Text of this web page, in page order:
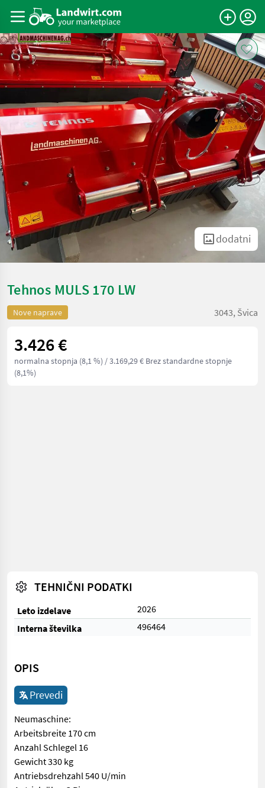
dodatni
Tehnos MULS 170 LW
Nove naprave 3043, Švica
3.426 €
normalna stopnja (8,1 %) / 3.169,29 € Brez standardne stopnje
(8,1%)
TEHNIČNI PODATKI
Leto izdelave
2026
Interna številka
496464
OPIS
Prevedi
Neumaschine:
Arbeitsbreite 170 cm
Anzahl Schlegel 16
Gewicht 330 kg
Antriebsdrehzahl 540 U/min